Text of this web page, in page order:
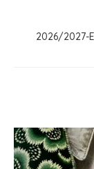
2026/2027-